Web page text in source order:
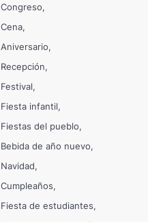
Congreso
Cena
Aniversario
Recepción
Festival
Fiesta infantil
Fiestas del pueblo
Bebida de año nuevo
Navidad
Cumpleaños
Fiesta de estudiantes